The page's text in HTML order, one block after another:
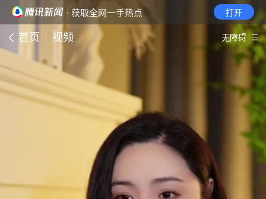
· 获取全网一手热点 打开
首页 视频 无障碍